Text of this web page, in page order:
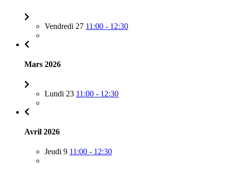
Vendredi 27 11:00 - 12:30
Mars 2026
Lundi 23 11:00 - 12:30
Avril 2026
Jeudi 9 11:00 - 12:30